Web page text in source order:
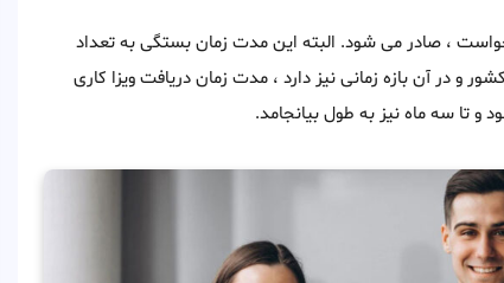
کنگو تقریبا 60 روز پس از درخواست ، صادر می شود. البته این مدت زمان بستگی به تعداد
و در آن بازه زمانی نیز دارد ، مدت زمان دریافت ویزا کاری
تا سه ماه نیز به طول بیانجامد.